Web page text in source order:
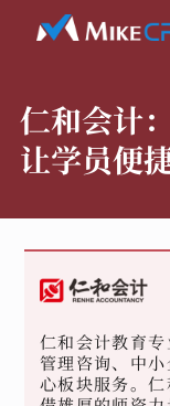
仁和会计：
让学员便
仁和会计教育
管理咨询、中
心板块服务。